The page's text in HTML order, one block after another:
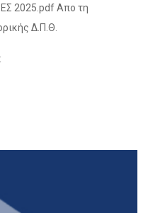
2025.pdf Απο τη
Δ.Π.Θ.